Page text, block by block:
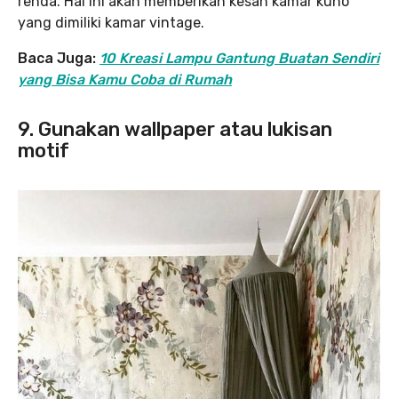
yang dimiliki kamar vintage.
Baca Juga: 10 Kreasi Lampu Gantung Buatan Sendiri
yang Bisa Kamu Coba di Rumah
9. Gunakan wallpaper atau lukisan
motif